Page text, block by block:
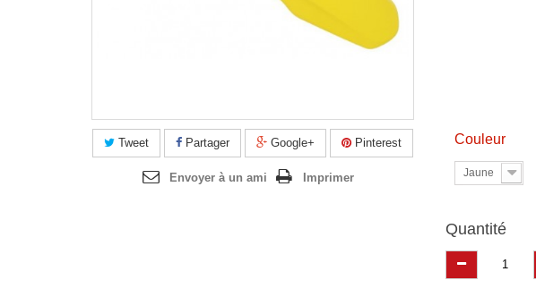
Agrandir l'image
Tweet Partager Google+ Pinterest
Envoyer à un ami Imprimer
Couleur
Jaune
Quantité